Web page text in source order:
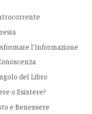
l'Informazione
del Libro
o Esistere?
e Benessere